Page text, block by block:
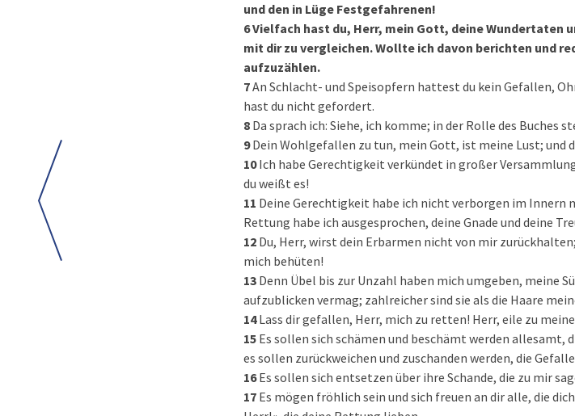
und den in Lüge Festgefahrenen!
6Vielfach hast du, Herr, mein Gott, deine Wundertaten
mit dir zu vergleichen. Wollte ich davon berichten und
aufzuzählen.
7An Schlacht- und Speisopfern hattest du kein Gefallen,
hast du nicht gefordert.
8 Da sprach ich: Siehe, ich komme; in der Rolle des Buches
9Dein Wohlgefallen zu tun, mein Gott, ist meine Lust; und
10Ich habe Gerechtigkeit verkündet in großer
du weißt es!
11 Deine Gerechtigkeit habe ich nicht verborgen im Innern
Rettung habe ich ausgesprochen, deine Gnade und deine
12 Du, Herr, wirst dein Erbarmen nicht von mir
mich behüten!
13 Denn Übel bis zur Unzahl haben mich umgeben, meine
aufzublicken vermag; zahlreicher sind sie als die Haare
14Lass dir gefallen, Herr, mich zu retten! Herr, eile zu
15 Es sollen sich schämen und beschämt werden allesamt,
es sollen zurückweichen und zuschanden werden, die
16Es sollen sich entsetzen über ihre Schande, die zu mir
17 Es mögen fröhlich sein und sich freuen an dir alle, die